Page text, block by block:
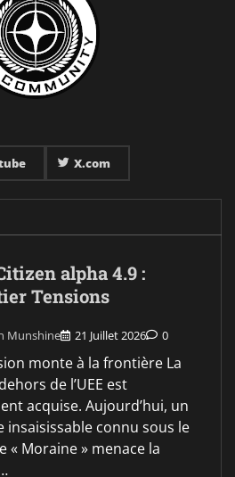
X.com
alpha 4.9 :
Tensions
Munshine 21 Juillet 2026 0
monte à la frontière La
de l’UEE est
acquise. Aujourd’hui, un
insaisissable connu sous le
« Moraine » menace la